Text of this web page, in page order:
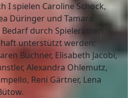
I spielen Caroline Schock,
Düringer und Tamara
durch Spielerinnen
unterstützt werden:
Büchner, Elisabeth Jacobi,
Alexandra Ohlemutz,
Reni Gärtner, Lena